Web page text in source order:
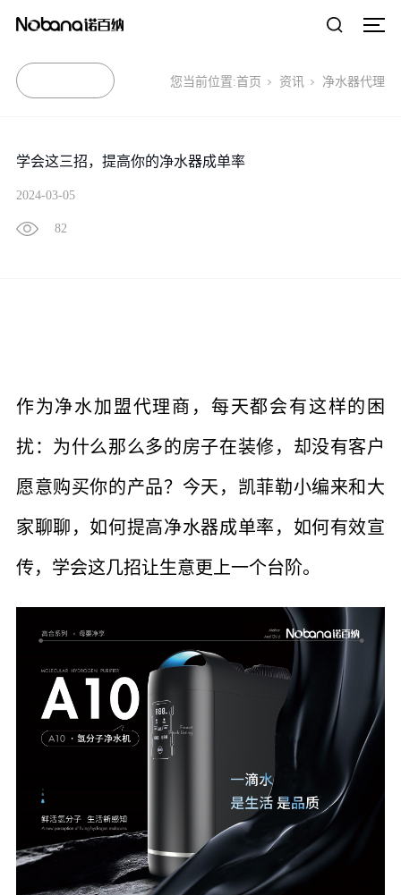
您当前位置:首页 资讯 净水器代理
学会这三招，提高你的净水器成单率
2024-03-05
82
作为净水加盟代理商，每天都会有这样的困
扰：为什么那么多的房子在装修，却没有客户
愿意购买你的产品？今天，凯菲勒小编来和大
家聊聊，如何提高净水器成单率，如何有效宣
传，学会这几招让生意更上一个台阶。